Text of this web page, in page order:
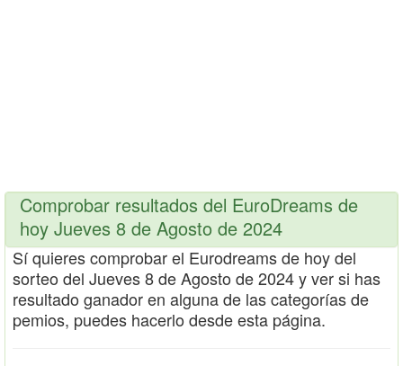
Comprobar resultados del EuroDreams de
hoy Jueves 8 de Agosto de 2024
Sí quieres comprobar el Eurodreams de hoy del
sorteo del Jueves 8 de Agosto de 2024 y ver si has
resultado ganador en alguna de las categorías de
pemios, puedes hacerlo desde esta página.